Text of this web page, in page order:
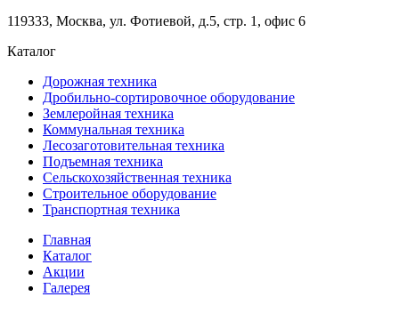
119333, Москва, ул. Фотиевой, д.5, стр. 1, офис 6
Каталог
Дорожная техника
Дробильно-сортировочное оборудование
Землеройная техника
Коммунальная техника
Лесозаготовительная техника
Подъемная техника
Сельскохозяйственная техника
Строительное оборудование
Транспортная техника
Главная
Каталог
Акции
Галерея